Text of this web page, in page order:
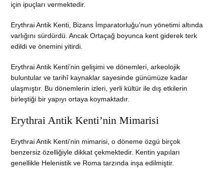
için ipuçları vermektedir.
Erythrai Antik Kenti, Bizans İmparatorluğu’nun yönetimi altında
varlığını sürdürdü. Ancak Ortaçağ boyunca kent giderek terk
edildi ve önemini yitirdi.
Erythrai Antik Kenti’nin gelişimi ve dönemleri, arkeolojik
buluntular ve tarihî kaynaklar sayesinde günümüze kadar
ulaşmıştır. Bu dönemlerin izleri, yerli kültür ile dış etkilerin
birleştiği bir yapıyı ortaya koymaktadır.
Erythrai Antik Kenti’nin Mimarisi
Erythrai Antik Kenti’nin mimarisi, o döneme özgü birçok
benzersiz özelliğiyle dikkat çekmektedir. Kentin yapıları
genellikle Helenistik ve Roma tarzında inşa edilmiştir.